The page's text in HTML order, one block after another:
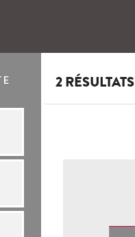
2 RÉSULTATS